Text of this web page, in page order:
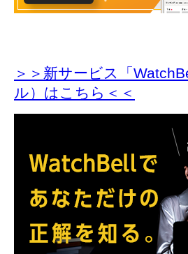
＞＞新サービス「
ル）はこちら＜＜